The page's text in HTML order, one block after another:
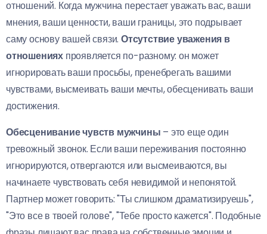
отношений. Когда мужчина перестает уважать вас, ваши
мнения, ваши ценности, ваши границы, это подрывает
саму основу вашей связи.Отсутствие уважения в
отношениях проявляется по-разному: он может
игнорировать ваши просьбы, пренебрегать вашими
чувствами, высмеивать ваши мечты, обесценивать ваши
достижения.
Обесценивание чувств мужчины – это еще один
тревожный звонок. Если ваши переживания постоянно
игнорируются, отвергаются или высмеиваются, вы
начинаете чувствовать себя невидимой и непонятой.
Партнер может говорить: "Ты слишком драматизируешь",
"Это все в твоей голове", "Тебе просто кажется". Подобные